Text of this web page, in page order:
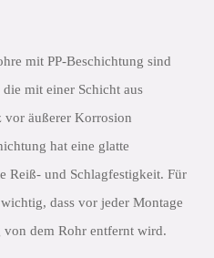
mit PP-Beschichtung sind
mit einer Schicht aus
vor äußerer Korrosion
hat eine glatte
Reiß- und Schlagfestigkeit. Für
dass vor jeder Montage
dem Rohr entfernt wird.